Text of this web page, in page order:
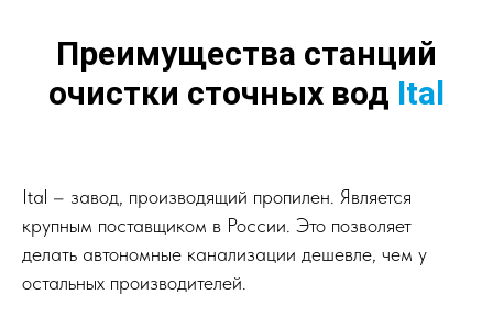
Преимущества станций
очистки сточных вод Ital
Ital – завод, производящий пропилен. Является
крупным поставщиком в России. Это позволяет
делать автономные канализации дешевле, чем у
остальных производителей.